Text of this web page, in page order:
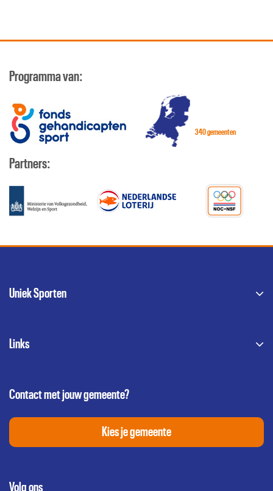
Programma van:
340 gemeenten
Partners:
Uniek Sporten
Links
Volg ons
Contact met jouw gemeente?
Kies je gemeente